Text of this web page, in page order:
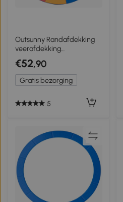
Outsunny Randafdekking
veerafdekking
randbescherming voor
trampoline 244 / 305 / 366
cm
€52,90
Gratis bezorging
5